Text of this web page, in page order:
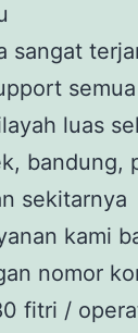
sangat
luas
bandung,
sekitarnya
kami
nomor
fitri /